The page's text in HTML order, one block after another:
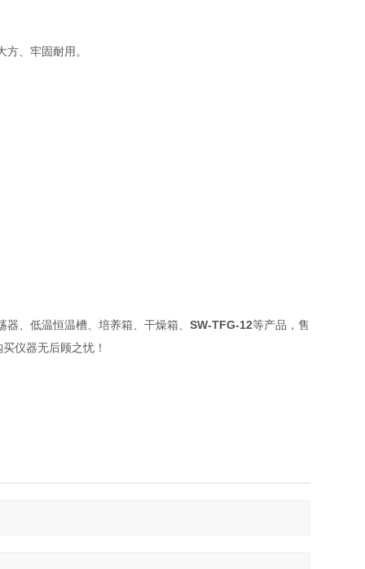
、牢固耐用。
器、低温恒温槽、培养箱、干燥箱、SW-TFG-12等产品，售
仪器无后顾之忧！